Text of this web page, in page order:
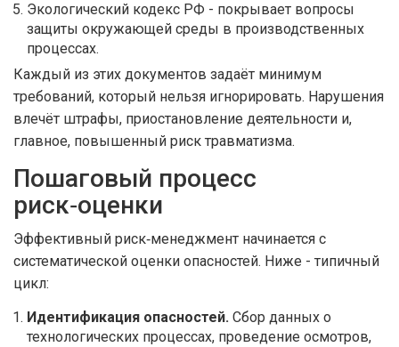
Экологический кодекс РФ - покрывает вопросы
защиты окружающей среды в производственных
процессах.
Каждый из этих документов задаёт минимум
требований, который нельзя игнорировать. Нарушения
влечёт штрафы, приостановление деятельности и,
главное, повышенный риск травматизма.
Пошаговый процесс
риск‑оценки
Эффективный риск‑менеджмент начинается с
систематической оценки опасностей. Ниже - типичный
цикл:
Идентификация опасностей. Сбор данных о
технологических процессах, проведение осмотров,